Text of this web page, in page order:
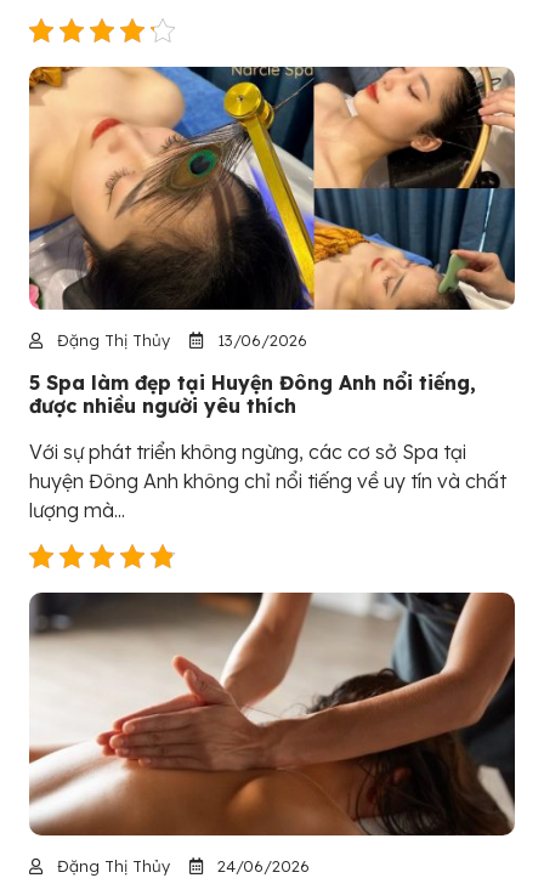
Đặng Thị Thủy 13/06/2026
5 Spa làm đẹp tại Huyện Đông Anh nổi tiếng,
được nhiều người yêu thích
Với sự phát triển không ngừng, các cơ sở Spa tại
huyện Đông Anh không chỉ nổi tiếng về uy tín và chất
lượng mà...
Đặng Thị Thủy 24/06/2026